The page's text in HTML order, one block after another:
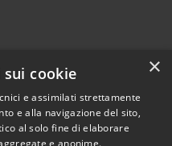
×
cookie
e assimilati strettamente
e alla navigazione del sito,
al solo fine di elaborare
e anonime.